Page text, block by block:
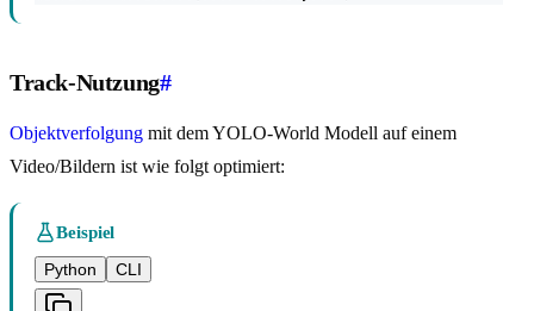
Track-Nutzung#
Objektverfolgung mit dem YOLO-World Modell auf einem
Video/Bildern ist wie folgt optimiert:
Beispiel
Python
CLI